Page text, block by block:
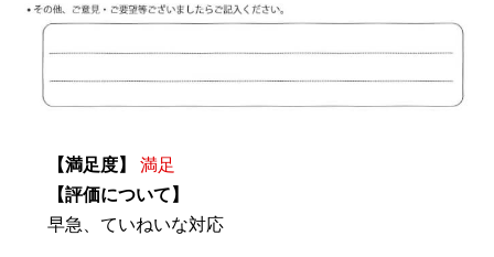
【満足度】
満足
【評価について】
早急、ていねいな対応